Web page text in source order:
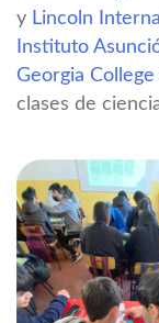
y Lincoln
Instituto
Georgia College
clases de